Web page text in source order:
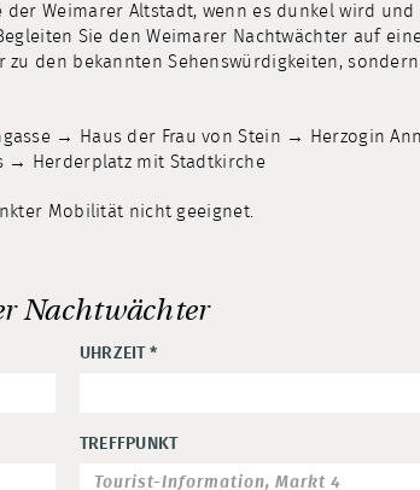
der Weimarer Altstadt, wenn es dunkel wird und
Sie den Weimarer Nachtwächter auf
den bekannten Sehenswürdigkeiten,
→ Haus der Frau von Stein → Herzogin
→ Herderplatz mit Stadtkirche
Mobilität nicht geeignet.
Nachtwächter
UHRZEIT*
TREFFPUNKT